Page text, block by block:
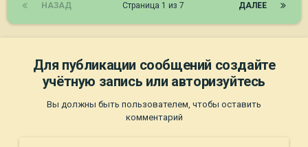
НАЗАД ДАЛЕЕ
Страница 1 из 7
Для публикации сообщений создайте
учётную запись или авторизуйтесь
Вы должны быть пользователем, чтобы оставить
комментарий